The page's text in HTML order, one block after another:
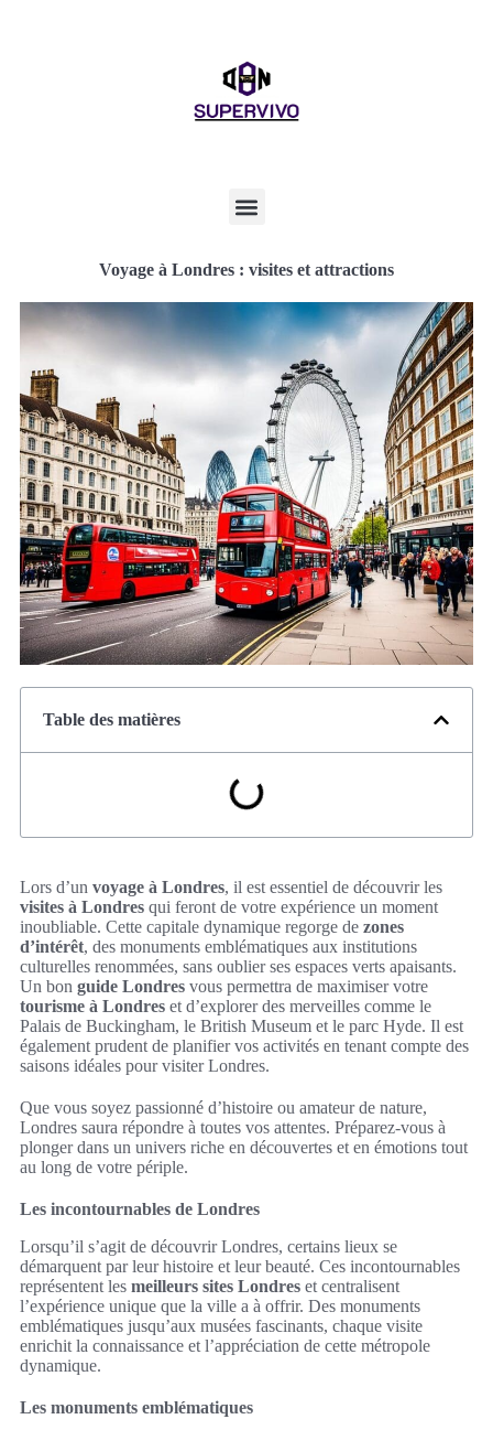
Voyage à Londres : visites et attractions
Table des matières
Lors d’un voyage à Londres, il est essentiel de découvrir les
visites à Londres qui feront de votre expérience un moment
inoubliable. Cette capitale dynamique regorge de zones
d’intérêt, des monuments emblématiques aux institutions
culturelles renommées, sans oublier ses espaces verts apaisants.
Un bon guide Londres vous permettra de maximiser votre
tourisme à Londres et d’explorer des merveilles comme le
Palais de Buckingham, le British Museum et le parc Hyde. Il est
également prudent de planifier vos activités en tenant compte des
saisons idéales pour visiter Londres.
Que vous soyez passionné d’histoire ou amateur de nature,
Londres saura répondre à toutes vos attentes. Préparez-vous à
plonger dans un univers riche en découvertes et en émotions tout
au long de votre périple.
Les incontournables de Londres
Lorsqu’il s’agit de découvrir Londres, certains lieux se
démarquent par leur histoire et leur beauté. Ces incontournables
représentent les meilleurs sites Londres et centralisent
l’expérience unique que la ville a à offrir. Des monuments
emblématiques jusqu’aux musées fascinants, chaque visite
enrichit la connaissance et l’appréciation de cette métropole
dynamique.
Les monuments emblématiques